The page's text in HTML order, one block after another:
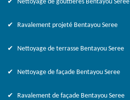
Nettoyage de gouttières Bentayou Seree
Ravalement projeté Bentayou Seree
Nettoyage de terrasse Bentayou Seree
Nettoyage de façade Bentayou Seree
Ravalement de façade Bentayou Seree